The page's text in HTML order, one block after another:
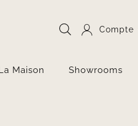
Compte
Maison Showrooms